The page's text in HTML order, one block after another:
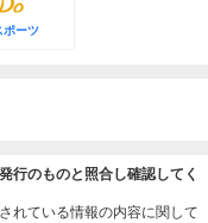
ポーツ
発行のものと照合し確認してく
れている情報の内容に関して